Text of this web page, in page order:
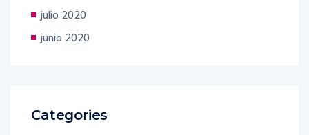
julio 2020
junio 2020
Categories